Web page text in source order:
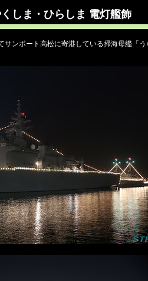
しま・ひらしま 電灯艦飾
ンポート高松に寄港している掃海母艦「う